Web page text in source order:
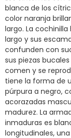
blanca de los
color naranja
largo. La
largo y sus
confunden con
sus piezas
comen y se
tiene la forma de
púrpura a negro,
acorazadas
madurez. La
inmaduras es
longitudinales,